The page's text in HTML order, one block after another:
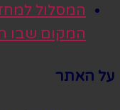
המסלול
המקום שבו
על האתר